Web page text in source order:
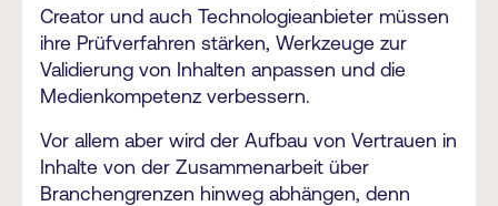
Creator und auch Technologieanbieter müssen
ihre Prüfverfahren stärken, Werkzeuge zur
Validierung von Inhalten anpassen und die
Medienkompetenz verbessern.
Vor allem aber wird der Aufbau von Vertrauen in
Inhalte von der Zusammenarbeit über
Branchengrenzen hinweg abhängen, denn